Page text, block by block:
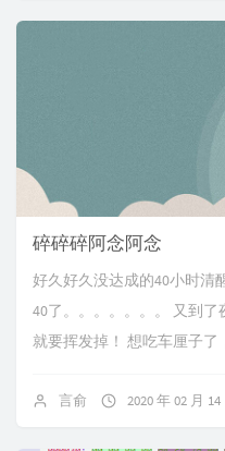
碎碎碎阿念阿念
好久好久没达成的40小时清
40了。。。。。。。 又到
就要挥发掉！ 想吃车厘子了
言俞 2020 年 02 月 14